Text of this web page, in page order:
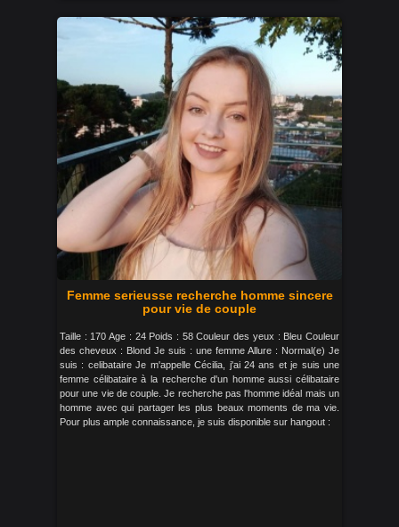
Femme serieusse recherche homme sincere
pour vie de couple
Taille : 170 Age : 24 Poids : 58 Couleur des yeux : Bleu Couleur
des cheveux : Blond Je suis : une femme Allure : Normal(e) Je
suis : celibataire Je m'appelle Cécilia, j'ai 24 ans et je suis une
femme célibataire à la recherche d'un homme aussi célibataire
pour une vie de couple. Je recherche pas l'homme idéal mais un
homme avec qui partager les plus beaux moments de ma vie.
Pour plus ample connaissance, je suis disponible sur hangout :